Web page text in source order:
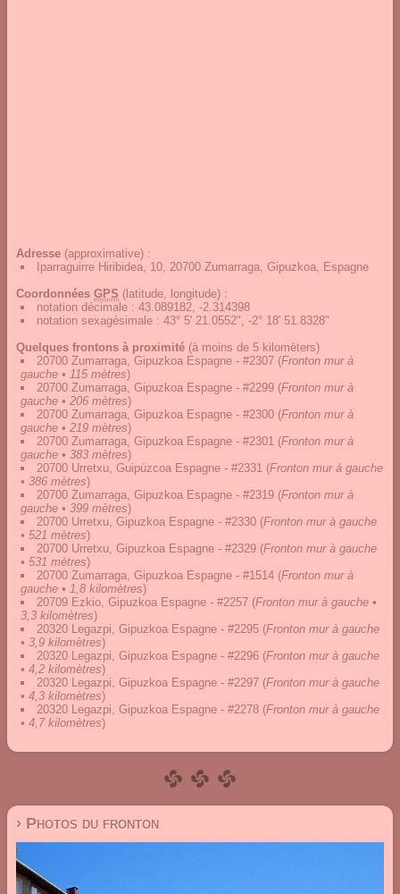
Adresse (approximative) :
Iparraguirre Hiribidea, 10, 20700 Zumarraga, Gipuzkoa, Espagne
Coordonnées GPS (latitude, longitude) :
notation décimale : 43.089182, -2.314398
notation sexagésimale : 43° 5' 21.0552", -2° 18' 51.8328"
Quelques frontons à proximité (à moins de 5 kilomèters)
20700 Zumarraga, Gipuzkoa Espagne - #2307 (Fronton mur à
gauche • 115 mètres)
20700 Zumarraga, Gipuzkoa Espagne - #2299 (Fronton mur à
gauche • 206 mètres)
20700 Zumarraga, Gipuzkoa Espagne - #2300 (Fronton mur à
gauche • 219 mètres)
20700 Zumarraga, Gipuzkoa Espagne - #2301 (Fronton mur à
gauche • 383 mètres)
20700 Urretxu, Guipúzcoa Espagne - #2331 (Fronton mur à gauche
• 386 mètres)
20700 Zumarraga, Gipuzkoa Espagne - #2319 (Fronton mur à
gauche • 399 mètres)
20700 Urretxu, Gipuzkoa Espagne - #2330 (Fronton mur à gauche
• 521 mètres)
20700 Urretxu, Gipuzkoa Espagne - #2329 (Fronton mur à gauche
• 531 mètres)
20700 Zumarraga, Gipuzkoa Espagne - #1514 (Fronton mur à
gauche • 1,8 kilomètres)
20709 Ezkio, Gipuzkoa Espagne - #2257 (Fronton mur à gauche •
3,3 kilomètres)
20320 Legazpi, Gipuzkoa Espagne - #2295 (Fronton mur à gauche
• 3,9 kilomètres)
20320 Legazpi, Gipuzkoa Espagne - #2296 (Fronton mur à gauche
• 4,2 kilomètres)
20320 Legazpi, Gipuzkoa Espagne - #2297 (Fronton mur à gauche
• 4,3 kilomètres)
20320 Legazpi, Gipuzkoa Espagne - #2278 (Fronton mur à gauche
• 4,7 kilomètres)
› Photos du fronton